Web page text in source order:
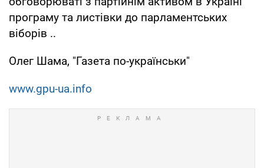
програму та листівки до парламентських
віборів ..
Олег Шама, "Газета по-українськи"
www.gpu-ua.info